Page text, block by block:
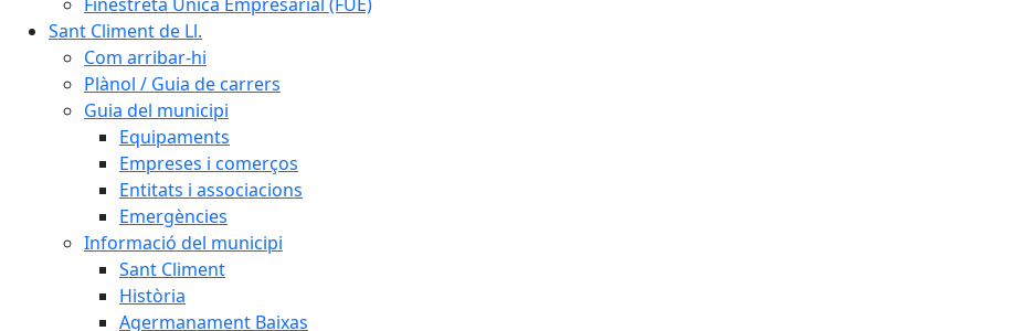
Sant Climent de Ll.
Com arribar-hi
Plànol / Guia de carrers
Guia del municipi
Equipaments
Empreses i comerços
Entitats i associacions
Emergències
Informació del municipi
Sant Climent
Història
Agermanament Baixas